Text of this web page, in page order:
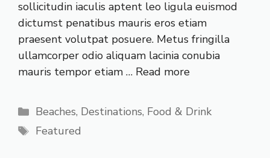
sollicitudin iaculis aptent leo ligula euismod
dictumst penatibus mauris eros etiam
praesent volutpat posuere. Metus fringilla
ullamcorper odio aliquam lacinia conubia
mauris tempor etiam … Read more
Categories
Beaches, Destinations, Food & Drink
Tags
Featured